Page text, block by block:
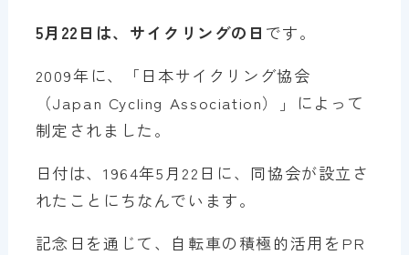
5月22日は、サイクリングの日 です。
2009年に、「日本サイクリング協会
（Japan Cycling Association）」によって
制定されました。
日付は、1964年5月22日に、同協会が設立さ
れたことにちなんでいます。
記念日を通じて、自転車の積極的活用をPR